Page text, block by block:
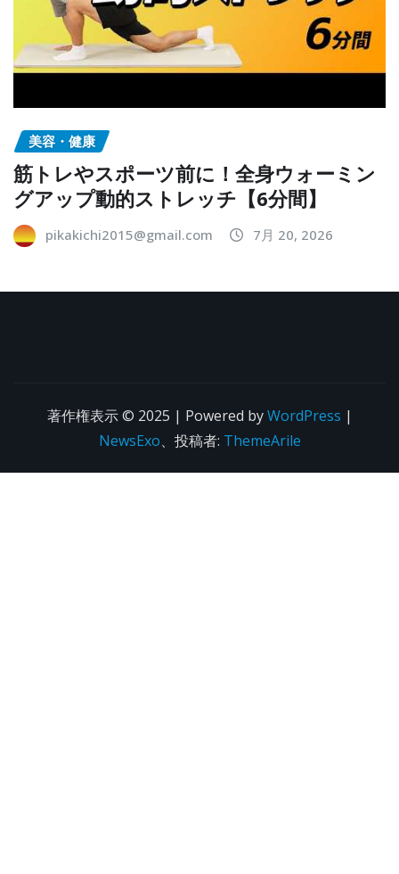
美容・健康
筋トレやスポーツ前に！全身ウォーミン
グアップ動的ストレッチ【6分間】
pikakichi2015@gmail.com 7月 20, 2026
著作権表示 © 2025 | Powered byWordPress |
NewsExo、投稿者: ThemeArile